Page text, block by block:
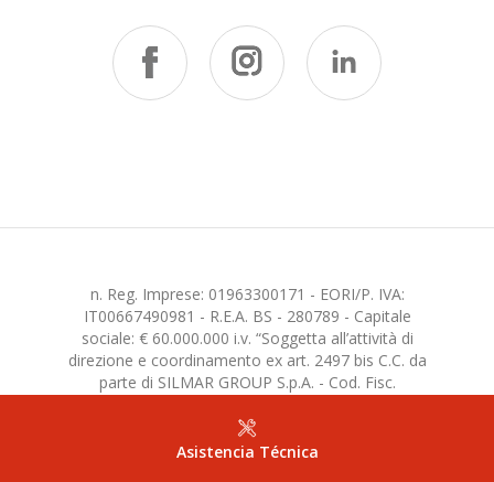
Asistencia Técnica
n. Reg. Imprese: 01963300171 - EORI/P. IVA:
IT00667490981 - R.E.A. BS - 280789 - Capitale
sociale: € 60.000.000 i.v. “Soggetta all’attività di
direzione e coordinamento ex art. 2497 bis C.C. da
parte di SILMAR GROUP S.p.A. - Cod. Fisc.